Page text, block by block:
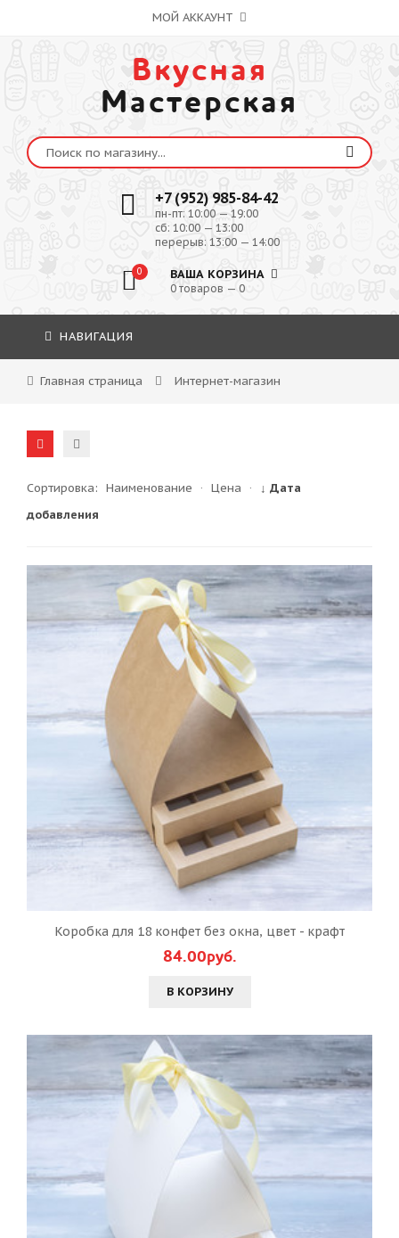
МОЙ АККАУНТ
Вкусная
Мастерская
+7 (952) 985-84-42
пн-пт: 10:00 — 19:00
сб: 10:00 — 13:00
перерыв: 13:00 — 14:00
0 ВАША КОРЗИНА
0 товаров — 0
НАВИГАЦИЯ
Главная страница Интернет-магазин
Сортировка: Наименование · Цена ·
↓ Дата
добавления
Коробка для 18 конфет без окна, цвет - крафт
84.00руб.
В КОРЗИНУ